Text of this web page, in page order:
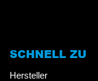
SCHNELL ZU
Hersteller